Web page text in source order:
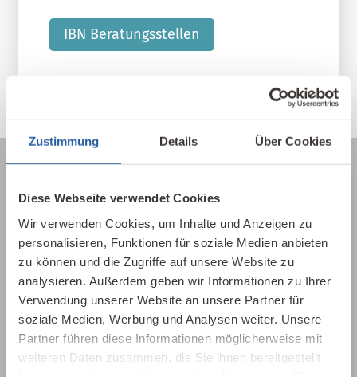
Zustimmung Details Über Cookies
Diese Webseite verwendet Cookies
Wir verwenden Cookies, um Inhalte und Anzeigen zu
personalisieren, Funktionen für soziale Medien anbieten
zu können und die Zugriffe auf unsere Website zu
analysieren. Außerdem geben wir Informationen zu Ihrer
Verwendung unserer Website an unsere Partner für
soziale Medien, Werbung und Analysen weiter. Unsere
Partner führen diese Informationen möglicherweise mit
weiteren Daten zusammen, die Sie ihnen bereitgestellt
IBN Beratungsstellen
Über die Baubiologie
Die Baubiologie beschäftigt sich mit der
Beziehung zwischen Menschen und ihrer
gebauten Umwelt. Wie wirken sich Gebäude,
Baustoffe und Architektur auf Mensch und
Natur aus? Dabei werden ganzheitlich
gesundheitliche, nachhaltige und